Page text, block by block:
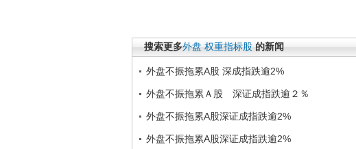
搜索更多外盘 权重指标股 的新闻
外盘不振拖累A股 深成指跌逾2%
外盘不振拖累Ａ股 深证成指跌逾２％
外盘不振拖累A股深证成指跌逾2%
外盘不振拖累A股深证成指跌逾2%